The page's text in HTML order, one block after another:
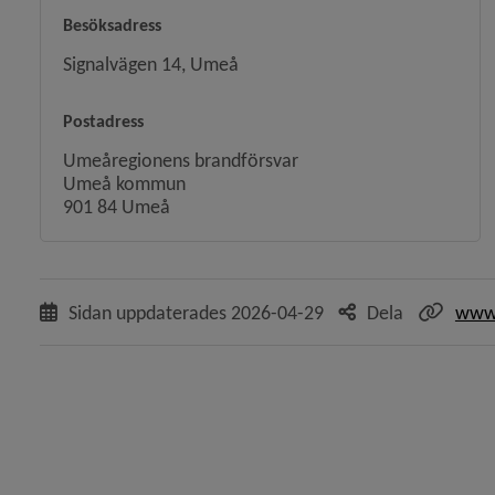
för Brandskydd i hemmet
för Sotning och brandskyddskontroll
för Brandfarliga varor
för Explosiva varor
för Företag och organisationer
för Energi och uppvärmning
Besöksadress
Signalvägen 14, Umeå
Postadress
Umeåregionens brandförsvar
Umeå kommun
901 84 Umeå
Sidan uppdaterades 2026-04-29 Dela